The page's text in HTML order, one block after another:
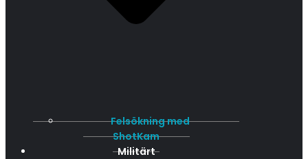
Felsökning med
ShotKam
Militärt